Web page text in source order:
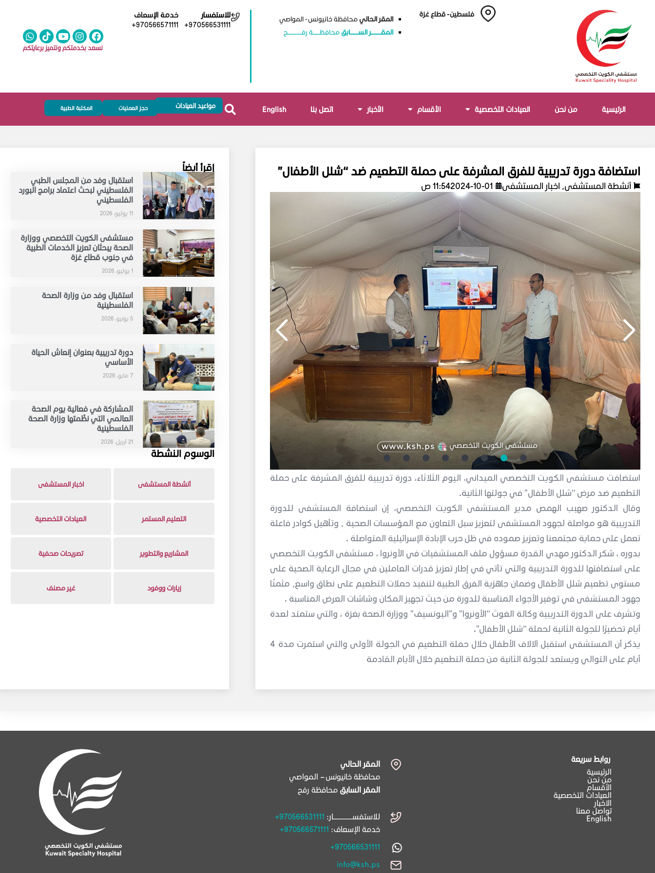
فلسطين - قطاع غزة
المقر الحاليمحافظة خانيونس - المواصي
المقــــــــــر الســــــــابقمحافظـــــــة رفــــــــــــــح
للاستفسار
+970566531111
خدمة الإسعاف
+970566571111
نسعد بخدمتكم ونتميز برعايتكم
الرئيسية من نحن العيادات التخصصية الأقسام الأخبار اتصل بنا English مواعيد العيادات حجز العمليات المكتبة الطبية
استضافة دورة تدريبية للفرق المشرفة على حملة التطعيم ضد “شلل الأطفال”
أنشطة المستشفى اخبار المستشفى 2024-10-0111:54 ص
استضافت مستشفى الكويت التخصصي الميداني، اليوم الثلاثاء، دورة تدريبية للفرق المشرفة على حملة
التطعيم ضد مرض “شلل الأطفال” في جولتها الثانية.
وقال الدكتور صهيب الهمص مدير المستشفى الكويت التخصصي، إن استضافة المستشفى للدورة
التدريبية هو مواصلة لجهود المستشفى لتعزيز سبل التعاون مع المؤسسات الصحية , وتأهيل كوادر فاعلة
تعمل على حماية مجتمعنا وتعزيز صموده في ظل حرب الإبادة الإسرائيلية المتواصلة .
بدوره ، شكر الدكتور مهدي القدرة مسؤول ملف المستشفيات في الأونروا ، مستشفى الكويت التخصصي
على استضافتها للدورة التدريبية والتي تأتي في إطار تعزيز قدرات العاملين في مجال الرعاية الصحية على
مستوى تطعيم شلل الأطفال وضمان جاهزية الفرق الطبية لتنفيذ حملات التطعيم على نطاق واسع, مثمنًا
جهود المستشفى في توفير الأجواء المناسبة للدورة من حيث تجهيز المكان وشاشات العرض المناسبة .
وتشرف على الدورة التدريبية وكالة الغوث “الأونروا” و”اليونسيف” ووزارة الصحة بغزة ، والتي ستمتد لعدة
أيام تحضيرًا للجولة الثانية لحملة “شلل الأطفال”.
يذكر أن المستشفى استقبل آلالاف الأطفال خلال حملة التطعيم في الجولة الأولى والتي استمرت مدة 4
أيام على التوالي ويستعد للجولة الثانية من حملة التطعيم خلال الأيام القادمة
إقرأ أيضاً
استقبال وفد من المجلس الطبي
الفلسطيني لبحث اعتماد برامج البورد
الفلسطيني
11 يوليو، 2026
مستشفى الكويت التخصصي ووزارة
الصحة يبحثان تعزيز الخدمات الطبية
في جنوب قطاع غزة
1 يوليو، 2026
استقبال وفد من وزارة الصحة
الفلسطينية
5 يونيو، 2026
دورة تدريبية بعنوان إنعاش الحياة
الأساسي
7 مايو، 2026
المشاركة في فعالية يوم الصحة
العالمي التي نظّمتها وزارة الصحة
الفلسطينية
21 أبريل، 2026
الوسوم النشطة
أنشطة المستشفى اخبار المستشفى
التعليم المستمر العيادات التخصصية
المشاريع والتطوير تصريحات صحفية
زيارات ووفود غير مصنف
روابط سريعة
الرئيسية
من نحن
الأقسام
العيادات التخصصية
الاخبار
تواصل معنا
English
المقر الحالي
محافظة خانيونس – المواصي
المقر السابق محافظة رفح
للاستفســـــــــــــار: +970566531111
خدمة الإسعاف: +970566571111
+970566531111
info@ksh.ps